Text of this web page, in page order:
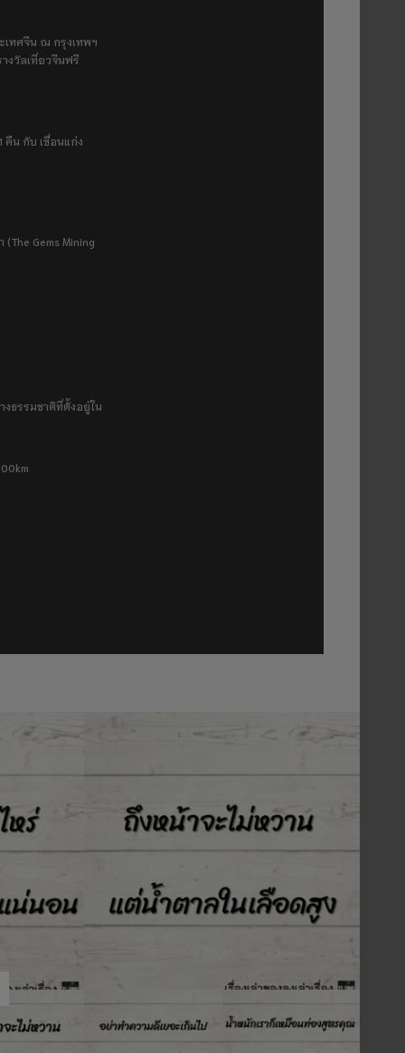
เทศจีน ณ กรุงเทพฯ
งวัลเที่ยวจีนฟรี
คืน กับ เขื่อนแก่ง
Gems Mining
งธรรมชาติที่ตั้งอยู่ใน